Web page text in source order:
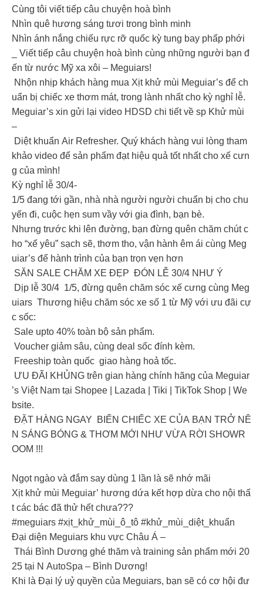
Cùng tôi viết tiếp câu chuyện hoà bình
Nhìn quê hương sáng tươi trong bình minh
Nhìn ánh nắng chiếu rực rỡ quốc kỳ tung bay phấp phới
_ Viết tiếp câu chuyện hoà bình cùng những người bạn đ
ến từ nước Mỹ xa xôi – Meguiars!
Nhộn nhịp khách hàng mua Xịt khử mùi Meguiar’s để ch
uẩn bị chiếc xe thơm mát, trong lành nhất cho kỳ nghỉ lễ.
Meguiar’s xin gửi lại video HDSD chi tiết về sp Khử mùi
–
Diệt khuẩn Air Refresher. Quý khách hàng vui lòng tham
khảo video để sản phẩm đạt hiệu quả tốt nhất cho xế cưn
g của mình!
Kỳ nghỉ lễ 30/4-
1/5 đang tới gần, nhà nhà người người chuẩn bị cho chu
yến đi, cuộc hẹn sum vầy với gia đình, bạn bè.
Nhưng trước khi lên đường, bạn đừng quên chăm chút c
ho “xế yêu” sạch sẽ, thơm tho, vận hành êm ái cùng Meg
uiar’s để hành trình của bạn trọn vẹn hơn
SĂN SALE CHĂM XE ĐẸP ĐÓN LỄ 30/4 NHƯ Ý
Dịp lễ 30/4 1/5, đừng quên chăm sóc xế cưng cùng Meg
uiars Thương hiệu chăm sóc xe số 1 từ Mỹ với ưu đãi cự
c sốc:
Sale upto 40% toàn bộ sản phẩm.
Voucher giảm sâu, cùng deal sốc đính kèm.
Freeship toàn quốc giao hàng hoả tốc.
ƯU ĐÃI KHỦNG trên gian hàng chính hãng của Meguiar
’s Việt Nam tại Shopee | Lazada | Tiki | TikTok Shop | We
bsite.
ĐẶT HÀNG NGAY BIẾN CHIẾC XE CỦA BẠN TRỞ NÊ
N SÁNG BÓNG & THƠM MỚI NHƯ VỪA RỜI SHOWR
OOM !!!
Ngọt ngào và đắm say dùng 1 lần là sẽ nhớ mãi
Xịt khử mùi Meguiar’ hương dứa kết hợp dừa cho nội thấ
t các bác đã thử hết chưa???
#meguiars #xịt_khử_mùi_ô_tô #khử_mùi_diệt_khuẩn
Đại diện Meguiars khu vực Châu Á –
Thái Bình Dương ghé thăm và training sản phẩm mới 20
25 tại N AutoSpa – Bình Dương!
Khi là Đại lý uỷ quyền của Meguiars, bạn sẽ có cơ hội đư